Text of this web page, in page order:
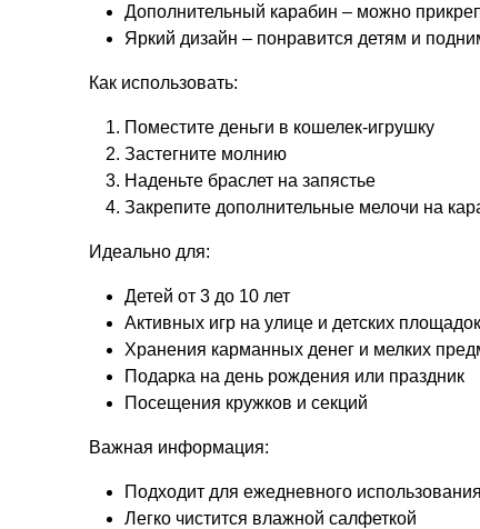
Дополнительный карабин – можно
Яркий дизайн – понравится детям и
Как использовать:
Поместите деньги в кошелек-игрушку
Застегните молнию
Наденьте браслет на запястье
Закрепите дополнительные мелочи на
Идеально для:
Детей от 3 до 10 лет
Активных игр на улице и детских площадок
Хранения карманных денег и мелких
Подарка на день рождения или праздник
Посещения кружков и секций
Важная информация:
Подходит для ежедневного использования
Легко чистится влажной салфеткой